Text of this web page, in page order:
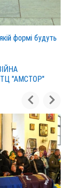
формі будуть
"АМСТОР"